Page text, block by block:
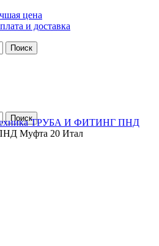
цена
и доставка
Поиск
ПоискТРУБА И ФИТИНГ ПНД
Муфта 20 Итал